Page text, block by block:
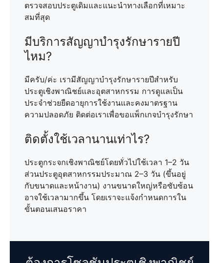
ตรวจสอบประตูเดิมและแนะนำทางเลือกที่เหมาะ
สมที่สุด
มีบริการสัญญาบำรุงรักษารายปี
ไหม?
มีครับ/ค่ะ เรามีสัญญาบำรุงรักษารายปีสำหรับ
ประตูเชิงพาณิชย์และอุตสาหกรรม การดูแลเป็น
ประจำช่วยยืดอายุการใช้งานและคงมาตรฐาน
ความปลอดภัย ติดต่อเราเพื่อขอแพ็กเกจบำรุงรักษา
ติดตั้งใช้เวลานานเท่าไร?
ประตูกระจกเชิงพาณิชย์โดยทั่วไปใช้เวลา 1–2 วัน
ส่วนประตูอุตสาหกรรมประมาณ 2–3 วัน (ขึ้นอยู่
กับขนาดและหน้างาน) งานขนาดใหญ่หรือซับซ้อน
อาจใช้เวลามากขึ้น โดยเราจะแจ้งกำหนดการใน
ขั้นตอนเสนอราคา